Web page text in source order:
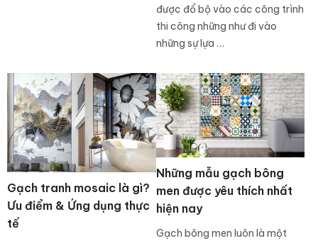
được đổ bộ vào các công trình
thi công những như đi vào
những sự lựa …
Gạch tranh mosaic là gì?
Ưu điểm & Ứng dụng thực
tế
Những mẫu gạch bông
men được yêu thích nhất
hiện nay
Gạch bông men luôn là một